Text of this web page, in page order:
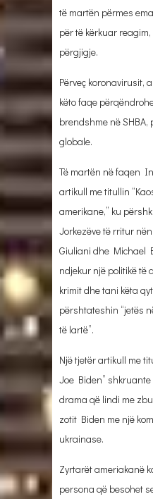
të martën përmes
për të kërkuar
përgjigje.
Përveç koronavirusit,
këto faqe
brendshme në SHBA,
globale.
Të martën në faqen
artikull me titullin
amerikane,” ku
Jorkezëve të rritur
Giuliani dhe Michael
ndjekur një politikë të
krimit dhe tani këta
përshtateshin “jetës
të lartë”.
Një tjetër artikull me
Joe Biden”
drama që lindi me
zotit Biden me një
ukrainase.
Zyrtarët ameriakanë
persona që besohet